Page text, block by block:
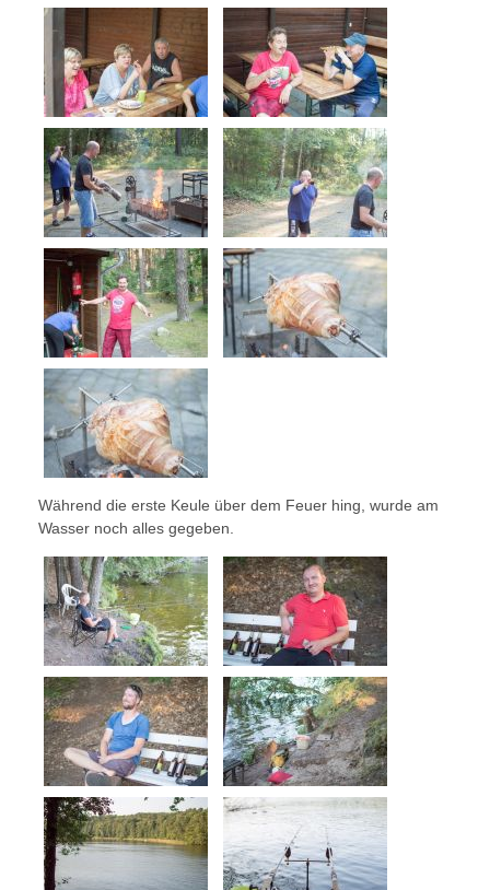
Während die erste Keule über dem Feuer hing, wurde am
Wasser noch alles gegeben.